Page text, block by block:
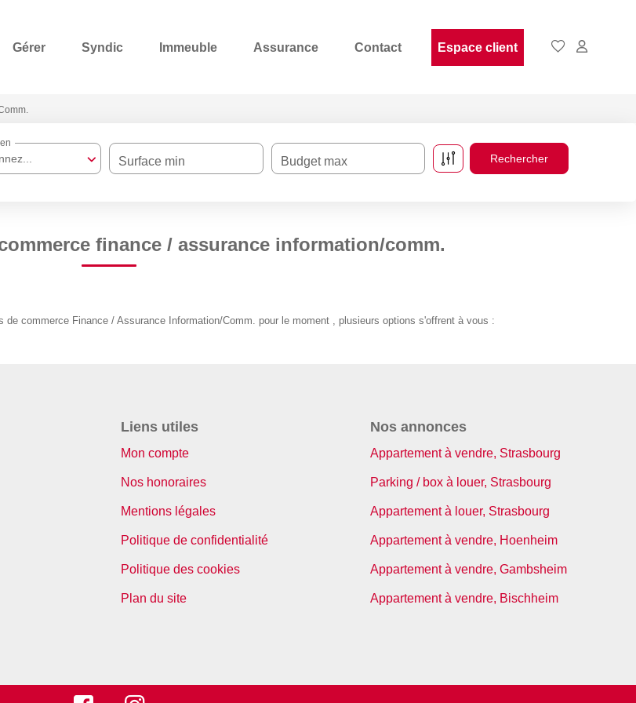
Gérer Syndic Immeuble Assurance Contact Espace client
Surface min Budget max
finance / assurance information/comm.
commerce Finance / Assurance Information/Comm. pour le moment , plusieurs options s'offrent à vous :
Liens utiles
Mon compte
Nos honoraires
Mentions légales
Politique de confidentialité
Politique des cookies
Plan du site
Nos annonces
Appartement à vendre, Strasbourg
Parking / box à louer, Strasbourg
Appartement à louer, Strasbourg
Appartement à vendre, Hoenheim
Appartement à vendre, Gambsheim
Appartement à vendre, Bischheim